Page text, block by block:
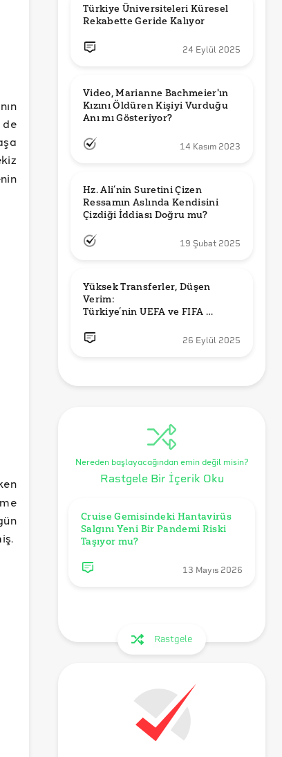
Türkiye Üniversiteleri Küresel
Rekabette Geride Kalıyor
24 Eylül 2025
Video, Marianne Bachmeier'ın
Kızını Öldüren Kişiyi Vurduğu
14 Kasım 2023
Hz. Ali’nin Suretini Çizen
Ressamın Aslında Kendisini
Çizdiği İddiası Doğru mu?
19 Şubat 2025
Yüksek Transferler, Düşen
Verim:
Türkiye’nin UEFA ve FIFA
26 Eylül 2025
Nereden başlayacağından emin değil misin?
Rastgele Bir İçerik Oku
Cruise Gemisindeki Hantavirüs
Salgını Yeni Bir Pandemi Riski
Taşıyor mu?
13 Mayıs 2026
Rastgele